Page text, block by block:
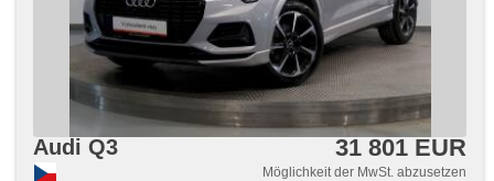
Audi Q3 31 801 EUR
Möglichkeit der MwSt. abzusetzen